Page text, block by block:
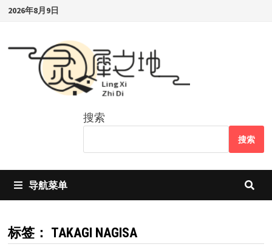
Skip2026年8月9日
搜索
搜索
导航菜单
标签： TAKAGI NAGISA